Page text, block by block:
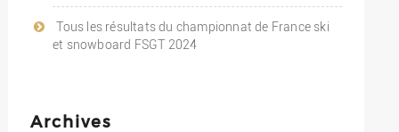
Tous les résultats du championnat de France ski
et snowboard FSGT 2024
Archives